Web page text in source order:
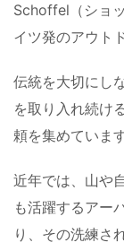
Schoffel（ショ
イツ発のアウト
伝統を大切にし
を取り入れ続け
頼を集めています
近年では、山や
も活躍するアー
り、その洗練さ